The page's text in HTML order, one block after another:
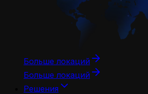
Больше локаций
Больше локаций
Решения